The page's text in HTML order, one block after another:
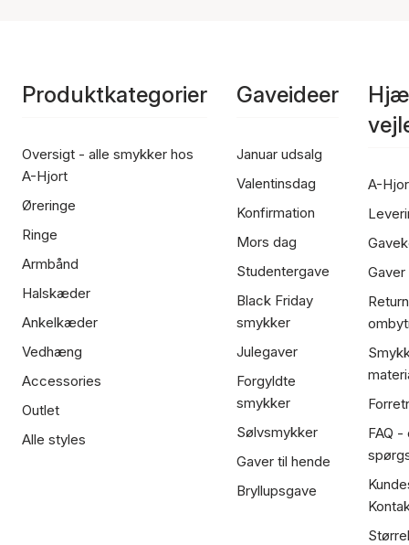
Produktkategorier
Oversigt - alle smykker hos
A-Hjort
Øreringe
Ringe
Armbånd
Halskæder
Ankelkæder
Vedhæng
Accessories
Outlet
Alle styles
Gaveideer
Januar udsalg
Valentinsdag
Konfirmation
Mors dag
Studentergave
Black Friday
smykker
Julegaver
Forgyldte
smykker
Sølvsmykker
Gaver til hende
Bryllupsgave
A-
FAQ